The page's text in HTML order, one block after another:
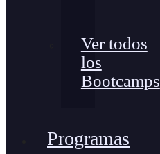
Ver todos
los
Bootcamps
Programas